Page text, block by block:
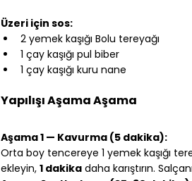
Üzeri için sos:
2 yemek kaşığı Bolu tereyağı
1 çay kaşığı pul biber
1 çay kaşığı kuru nane
Yapılışı Aşama Aşama
Aşama 1 — Kavurma (5 dakika):
Orta boy tencereye 1 yemek kaşığı
ekleyin, 1 dakika daha karıştırın.